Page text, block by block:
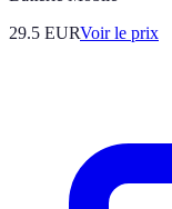
29.5 EURVoir le prix